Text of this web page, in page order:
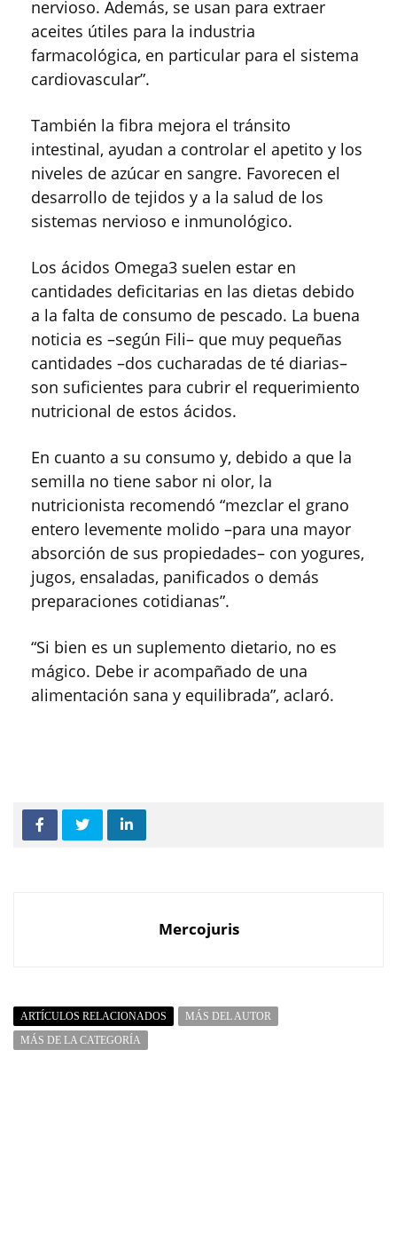
nervioso. Además, se usan para extraer
aceites útiles para la industria
farmacológica, en particular para el sistema
cardiovascular”.
También la fibra mejora el tránsito
intestinal, ayudan a controlar el apetito y los
niveles de azúcar en sangre. Favorecen el
desarrollo de tejidos y a la salud de los
sistemas nervioso e inmunológico.
Los ácidos Omega3 suelen estar en
cantidades deficitarias en las dietas debido
a la falta de consumo de pescado. La buena
noticia es –según Fili– que muy pequeñas
cantidades –dos cucharadas de té diarias–
son suficientes para cubrir el requerimiento
nutricional de estos ácidos.
En cuanto a su consumo y, debido a que la
semilla no tiene sabor ni olor, la
nutricionista recomendó “mezclar el grano
entero levemente molido –para una mayor
absorción de sus propiedades– con yogures,
jugos, ensaladas, panificados o demás
preparaciones cotidianas”.
“Si bien es un suplemento dietario, no es
mágico. Debe ir acompañado de una
alimentación sana y equilibrada”, aclaró.
Mercojuris
ARTÍCULOS RELACIONADOS
MÁS DEL AUTOR
MÁS DE LA CATEGORÍA